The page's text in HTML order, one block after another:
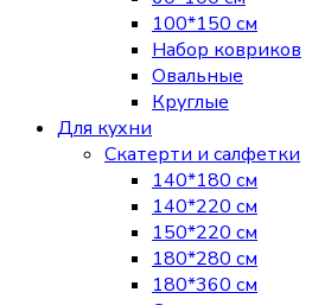
100*150 см
Набор ковриков
Овальные
Круглые
Для кухни
Скатерти и салфетки
140*180 см
140*220 см
150*220 см
180*280 см
180*360 см